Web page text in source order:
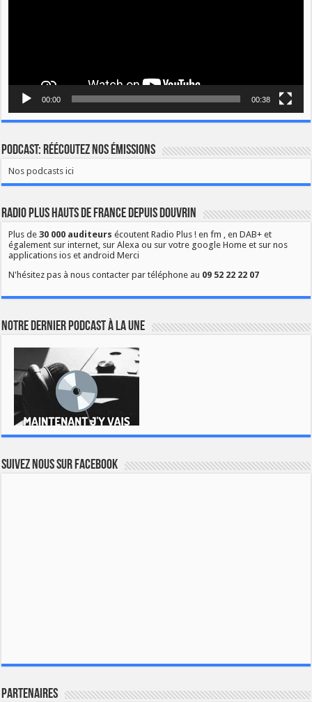
00:00 00:38
Podcast: Réécoutez nos émissions
Nos podcasts ici
Radio Plus Hauts de France depuis Douvrin
Plus de30 000 auditeurs écoutent Radio Plus ! en fm , en DAB+ et
également sur internet, sur Alexa ou sur votre google Home et sur nos
applications ios et android Merci
N'hésitez pas à nous contacter par téléphone au 09 52 22 22 07
Notre dernier podcast à la une
Suivez nous sur Facebook
Partenaires